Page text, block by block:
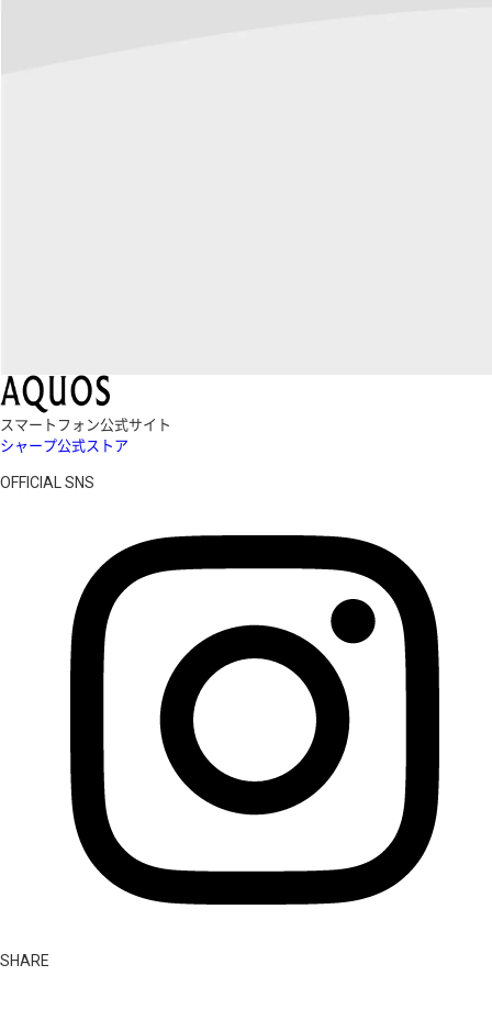
スマートフォン公式サイト
シャープ公式ストア
OFFICIAL SNS
SHARE